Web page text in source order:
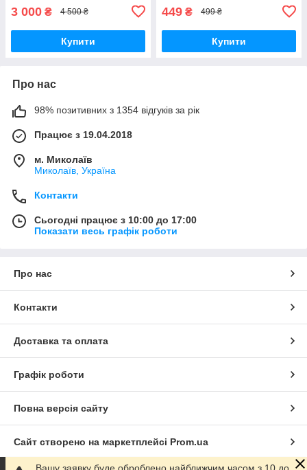
3 000 ₴ 4 500 ₴
Купити
449 ₴ 499 ₴
Купити
Про нас
98% позитивних з 1354 відгуків за рік
Працює з 19.04.2018
м. Миколаїв
Миколаїв, Україна
Контакти
Сьогодні працює з 10:00 до 17:00
Показати весь графік роботи
Про нас
Контакти
Доставка та оплата
Графік роботи
Повна версія сайту
Сайт створено на маркетплейсі Prom.ua